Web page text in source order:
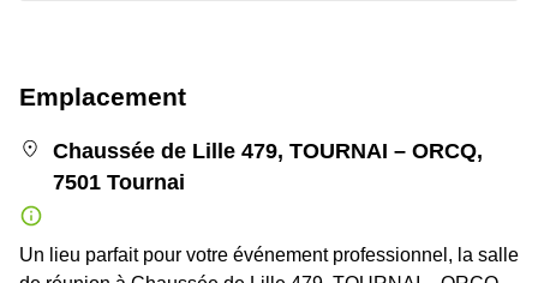
Emplacement
Chaussée de Lille 479, TOURNAI – ORCQ,
7501 Tournai
Un lieu parfait pour votre événement professionnel, la salle